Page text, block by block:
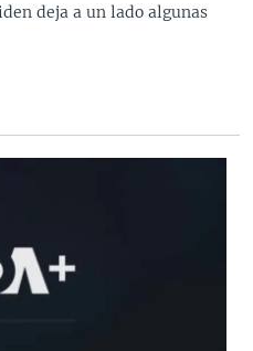
deja a un lado algunas